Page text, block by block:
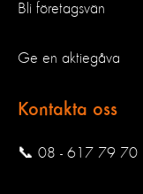
Bli företagsvän
Ge en aktiegåva
Kontakta oss
📞 08 - 617 79 70